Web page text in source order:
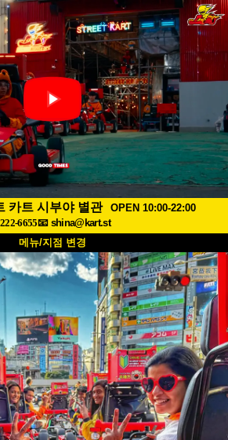
카트 시부야 별관
OPEN 10:00-22:00
6655📧 shina@kart.st
메뉴/지점 변경
최상단
사양 가격
고객 리뷰 자주 묻는 질문
예약
지점 변경
도쿄 아키하바라#1
도쿄 시부야